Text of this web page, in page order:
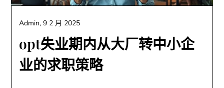
opt失业期内从大厂转中小企
业的求职策略
Admin,9 2 月 2025